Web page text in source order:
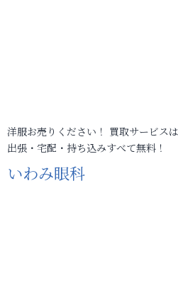
洋服お売りください！ 買取サービスは
出張・宅配・持ち込みすべて無料！
いわみ眼科